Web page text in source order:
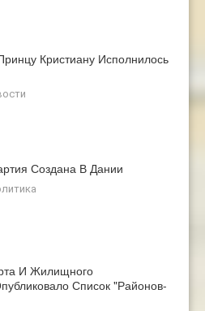
Кристиану Исполнилось
Создана В Дании
И Жилищного
Список "районов-